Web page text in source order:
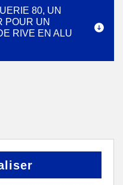
80, UN
POUR UN
RIVE EN ALU